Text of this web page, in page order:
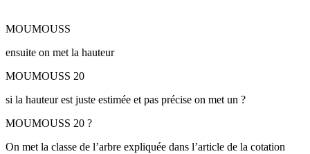
MOUMOUSS
ensuite on met la hauteur
MOUMOUSS 20
si la hauteur est juste estimée et pas précise on met un ?
MOUMOUSS 20 ?
On met la classe de l’arbre expliquée dans l’article de la cotation